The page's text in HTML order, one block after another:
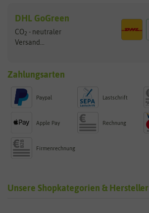
DHL GoGreen
CO2 - neutraler
Versand...
Zahlungsarten
Paypal Lastschrift
Apple Pay Rechnung
Firmenrechnung
Unsere Shopkategorien & Hersteller